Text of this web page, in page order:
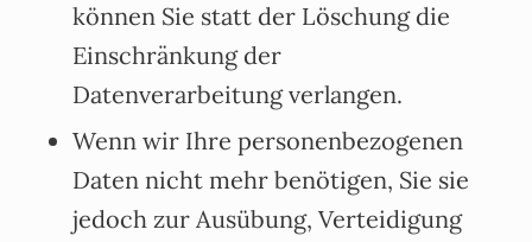
können Sie statt der Löschung die
Einschränkung der
Datenverarbeitung verlangen.
Wenn wir Ihre personenbezogenen
Daten nicht mehr benötigen, Sie sie
jedoch zur Ausübung, Verteidigung